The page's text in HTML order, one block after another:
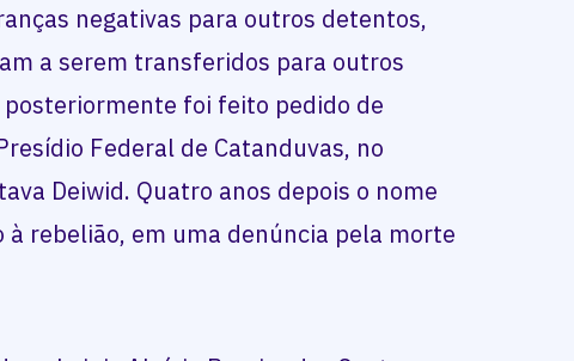
negativas para outros detentos,
a serem transferidos para outros
posteriormente foi feito pedido de
Federal de Catanduvas, no
Deiwid. Quatro anos depois o nome
à rebelião, em uma denúncia pela morte